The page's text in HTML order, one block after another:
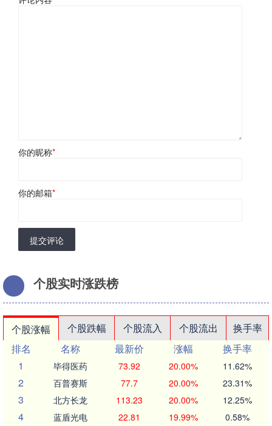
你的昵称*
你的邮箱*
提交评论
个股实时涨跌榜
个股涨幅 个股跌幅 个股流入 个股流出
换手率
排名
名称 最新价 涨幅
换手率
1
毕得医药 73.92 20.00% 11.62%
2 百普赛斯 77.7 20.00% 23.31%
3 北方长龙 113.23 20.00% 12.25%
4 蓝盾光电 22.81 19.99% 0.58%